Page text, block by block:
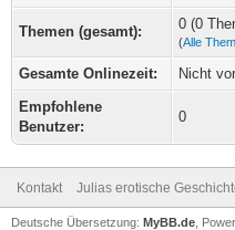
Themen (gesamt): 0 (0
(Alle
Gesamte Onlinezeit:
Nicht
Empfohlene
Benutzer:
0
Kontakt Julias erotische
Deutsche Übersetzung: MyBB.de ,